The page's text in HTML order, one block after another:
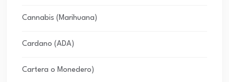
Cannabis (Marihuana)
Cardano (ADA)
Cartera o Monedero)